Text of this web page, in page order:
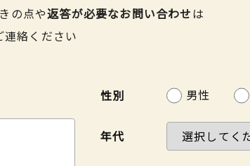
の点や返答が必要なお問い合わせは
連絡ください
性別 男性
年代